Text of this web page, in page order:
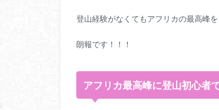
登山経験がなくてもアフリカの最高峰
朗報です！！！
アフリカ最高峰に登山初心者